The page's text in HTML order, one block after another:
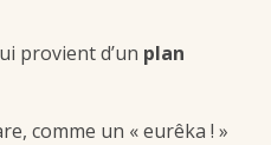
provient d’un plan
comme un « eurêka ! »